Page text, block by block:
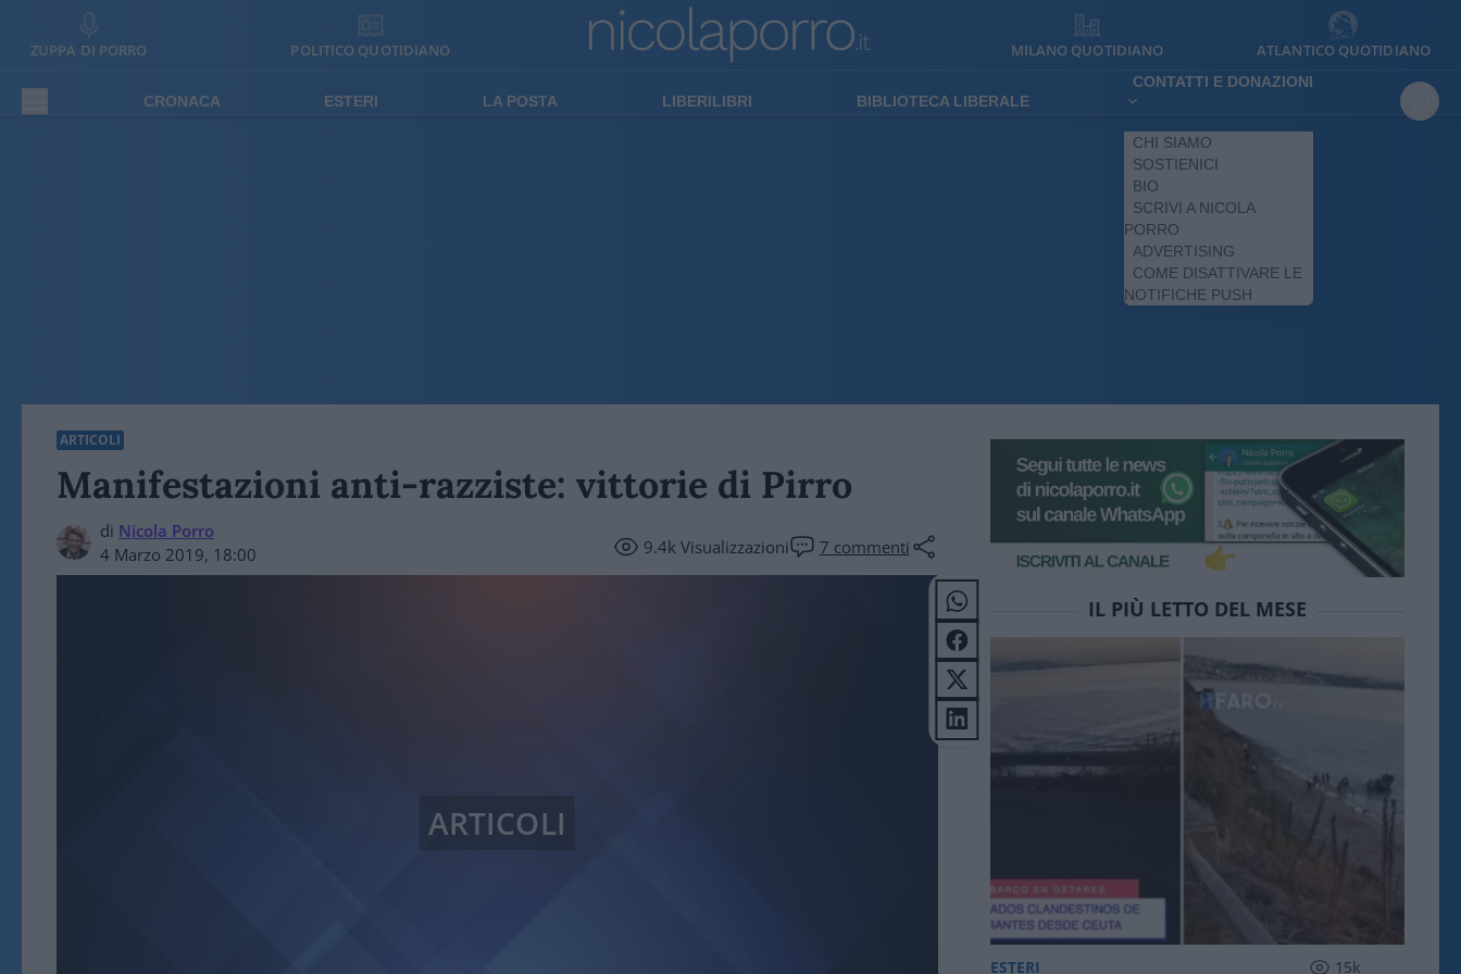
ZUPPA DI PORRO POLITICO QUOTIDIANO MILANO QUOTIDIANO ATLANTICO QUOTIDIANO
CRONACA ESTERI LA POSTA LIBERILIBRI BIBLIOTECA LIBERALE
CONTATTI E DONAZIONI
CHI SIAMO
SOSTIENICI
BIO
SCRIVI A NICOLA
PORRO
ADVERTISING
COME DISATTIVARE LE
NOTIFICHE PUSH
ARTICOLI
Manifestazioni anti-razziste: vittorie di Pirro
di Nicola Porro
4 Marzo 2019, 18:00
9.4kVisualizzazioni 7 commenti
ARTICOLI
IL PIÙ LETTO DEL MESE
ESTERI 15k